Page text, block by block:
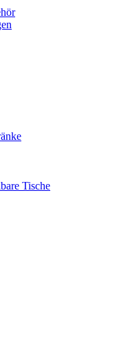
Tische